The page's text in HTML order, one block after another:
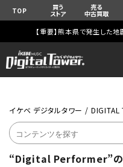
TOP 買う
ストア
売る
中古買取
【重要】熊本県で発生した
イケベ デジタルタワー / DIGITAL
“Digital Performer”の